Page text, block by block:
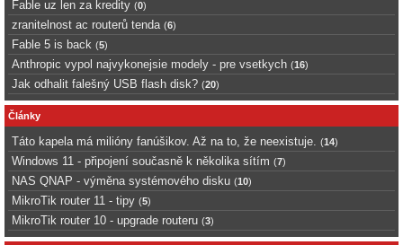
Fable uz len za kredity (0)
zranitelnost ac routerů tenda (6)
Fable 5 is back (5)
Anthropic vypol najvykonejsie modely - pre vsetkych (16)
Jak odhalit falešný USB flash disk? (20)
Články
Táto kapela má milióny fanúšikov. Až na to, že neexistuje. (14)
Windows 11 - připojení současně k několika sítím (7)
NAS QNAP - výměna systémového disku (10)
MikroTik router 11 - tipy (5)
MikroTik router 10 - upgrade routeru (3)